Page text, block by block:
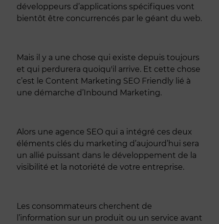
développeurs d’applications spécifiques vont
bientôt être concurrencés par le géant du web.
Mais il y a une chose qui existe depuis toujours
et qui perdurera quoiqu'il arrive. Et cette chose
c’est le Content Marketing SEO Friendly lié à
une démarche d’Inbound Marketing.
Alors une agence SEO qui a intégré ces deux
éléments clés du marketing d’aujourd’hui sera
un allié puissant dans le développement de la
visibilité et la notoriété de votre entreprise.
Les consommateurs cherchent de
l’information sur un produit ou un service avant